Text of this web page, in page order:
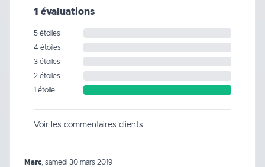
1 évaluations
5 étoiles
4 étoiles
3 étoiles
2 étoiles
1 étoile
Voir les commentaires clients
Marc samedi 30 mars 2019